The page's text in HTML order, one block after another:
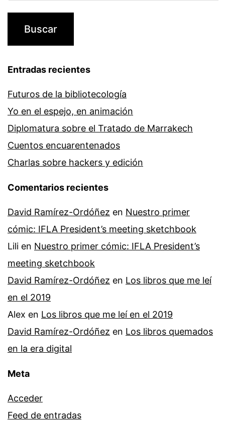
Entradas recientes
Futuros de la bibliotecología
Yo en el espejo, en animación
Diplomatura sobre el Tratado de Marrakech
Cuentos encuarentenados
Charlas sobre hackers y edición
Comentarios recientes
David Ramírez-Ordóñez en Nuestro primer
cómic: IFLA President’s meeting sketchbook
Lili en Nuestro primer cómic: IFLA President’s
meeting sketchbook
David Ramírez-Ordóñez en Los libros que me leí
en el 2019
Alex en Los libros que me leí en el 2019
David Ramírez-Ordóñez en Los libros quemados
en la era digital
Meta
Acceder
Feed de entradas